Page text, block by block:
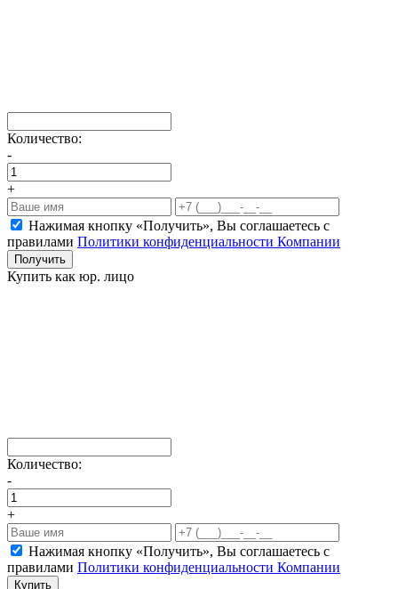
Количество:
-
+
Нажимая кнопку «Получить», Вы соглашаетесь c
правилами Политики конфиденциальности Компании
Получить
Купить как юр. лицо
Количество:
-
+
Нажимая кнопку «Получить», Вы соглашаетесь c
правилами Политики конфиденциальности Компании
Купить